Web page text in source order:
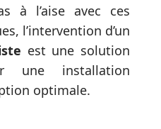
à l’aise avec ces
l’intervention d’un
est une solution
une installation
optimale.